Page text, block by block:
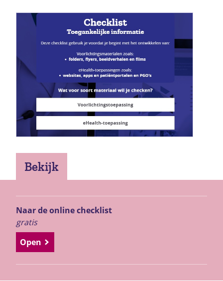
Bekijk
Naar de online checklist
gratis
Open